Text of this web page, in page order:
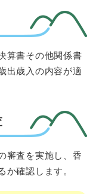
算書その他関係書
出歳入の内容が適
審査を実施し、香
か確認します。